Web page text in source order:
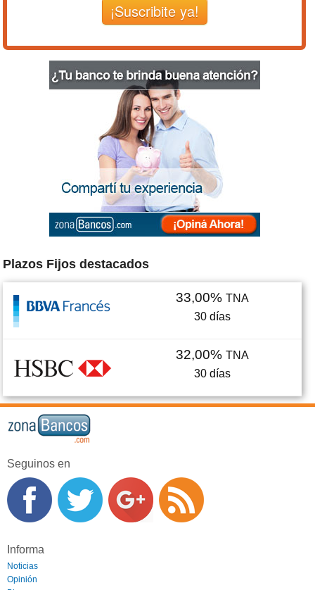
¡Suscribite ya!
Plazos Fijos destacados
33,00% TNA
30 días
32,00% TNA
30 días
Seguinos en
Informa
Noticias
Opinión